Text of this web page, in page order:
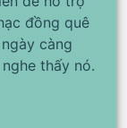
đồng quê
càng
thấy nó.